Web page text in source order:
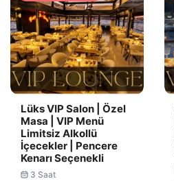
Lüks VIP Salon | Özel
Masa | VIP Menü
Limitsiz Alkollü
İçecekler | Pencere
Kenarı Seçenekli
3 Saat